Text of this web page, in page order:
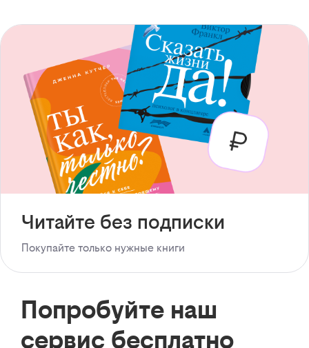
Читайте без подписки
Покупайте только нужные книги
Попробуйте наш
сервис бесплатно